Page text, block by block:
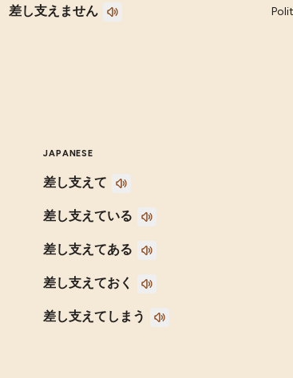
差し支えません
JAPANESE
差し支えて
差し支えている
差し支えてある
差し支えておく
差し支えてしまう